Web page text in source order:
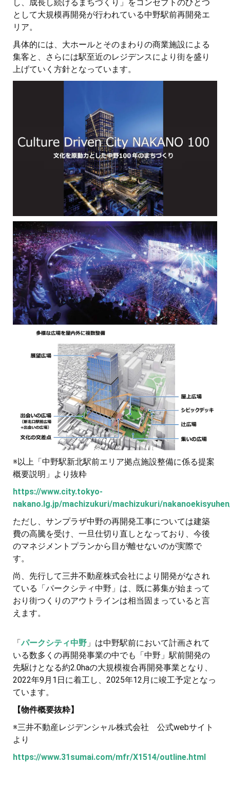
し、成長し続けるまちづくり」をコンセプトのひとつ
として大規模再開発が行われている中野駅前再開発エ
リア。
具体的には、大ホールとそのまわりの商業施設による
集客と、さらには駅至近のレジデンスにより街を盛り
上げていく方針となっています。
※以上「中野駅新北駅前エリア拠点施設整備に係る提案
概要説明」より抜粋
https://www.city.tokyo-
nakano.lg.jp/machizukuri/machizukuri/
ただし、サンプラザ中野の再開発工事については建築
費の高騰を受け、一旦仕切り直しとなっており、今後
のマネジメントプランから目が離せないのが実際で
す。
尚、先行して三井不動産株式会社により開発がなされ
ている「パークシティ中野」は、既に募集が始まって
おり街つくりのアウトラインは相当固まっていると言
えます。
「パークシティ中野 」は中野駅前において計画されて
いる数多くの再開発事業の中でも「中野」駅前開発の
先駆けとなる約2.0haの大規模複合再開発事業となり、
2022年9月1日に着工し、2025年12月に竣工予定となっ
ています。
【物件概要抜粋】
※三井不動産レジデンシャル株式会社 公式webサイト
より
https://www.31sumai.com/mfr/X1514/outline.html